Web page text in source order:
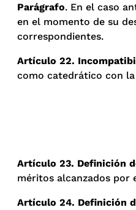
Parágrafo. En el caso
en el momento de su
correspondientes.
Artículo 22.
como catedrático con
Artículo 23. Definición
méritos alcanzados por
Artículo 24. Definición